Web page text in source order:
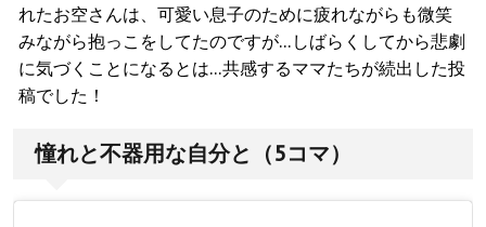
れたお空さんは、可愛い息子のために疲れながらも微笑
みながら抱っこをしてたのですが…しばらくしてから悲劇
に気づくことになるとは…共感するママたちが続出した投
稿でした！
憧れと不器用な自分と（5コマ）